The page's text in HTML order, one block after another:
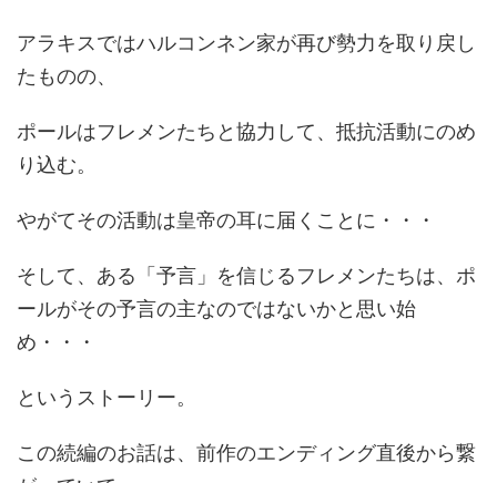
アラキスではハルコンネン家が再び勢力を取り戻し
たものの、
ポールはフレメンたちと協力して、抵抗活動にのめ
り込む。
やがてその活動は皇帝の耳に届くことに・・・
そして、ある「予言」を信じるフレメンたちは、ポ
ールがその予言の主なのではないかと思い始
め・・・
というストーリー。
この続編のお話は、前作のエンディング直後から繋